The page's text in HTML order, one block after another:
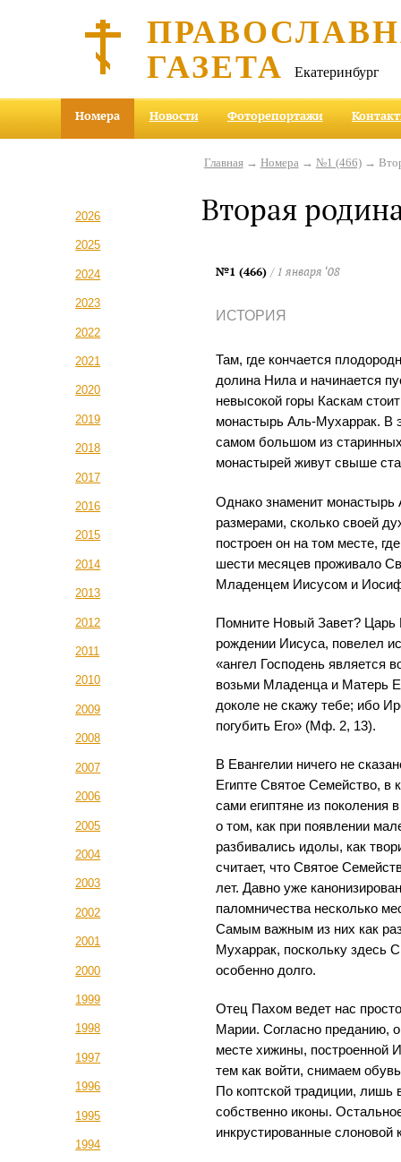
ГАЗЕТА Екатеринбург
Номера Новости Фоторепортажи
2026
2025
2024
2023
2022
2021
2020
2019
2018
2017
2016
2015
2014
2013
2012
2011
2010
2009
2008
2007
2006
2005
2004
2003
2002
2001
2000
1999
1998
1997
1996
1995
1994
Главная→ Номера → №1 (466)→
Вторая
№1 (466) / 1 января ‘08
ИСТОРИЯ
Там, где кончается
долина Нила и начинается
невысокой горы Каскам стоит
монастырь Аль-Мухаррак. В
самом большом из
монастырей живут свыше
Однако знаменит монастырь
размерами, сколько своей
построен он на том месте,
шести месяцев проживало
Младенцем Иисусом и
Помните Новый Завет? Царь
рождении Иисуса, повелел
«ангел Господень является
возьми Младенца и Матерь
доколе не скажу тебе; ибо
погубить Его» (Мф. 2, 13).
В Евангелии ничего не
Египте Святое Семейство, в
сами египтяне из поколения
о том, как при появлении
разбивались идолы, как
считает, что Святое
лет. Давно уже
паломничества несколько
Самым важным из них как
Мухаррак, поскольку здесь
особенно долго.
Отец Пахом ведет нас
Марии. Согласно преданию,
месте хижины,
тем как войти, снимаем
По коптской традиции, лишь
собственно иконы.
инкрустированные слоновой